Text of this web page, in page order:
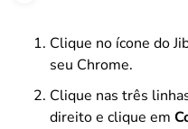
Clique no ícone do
seu Chrome.
Clique nas três
direito e clique em